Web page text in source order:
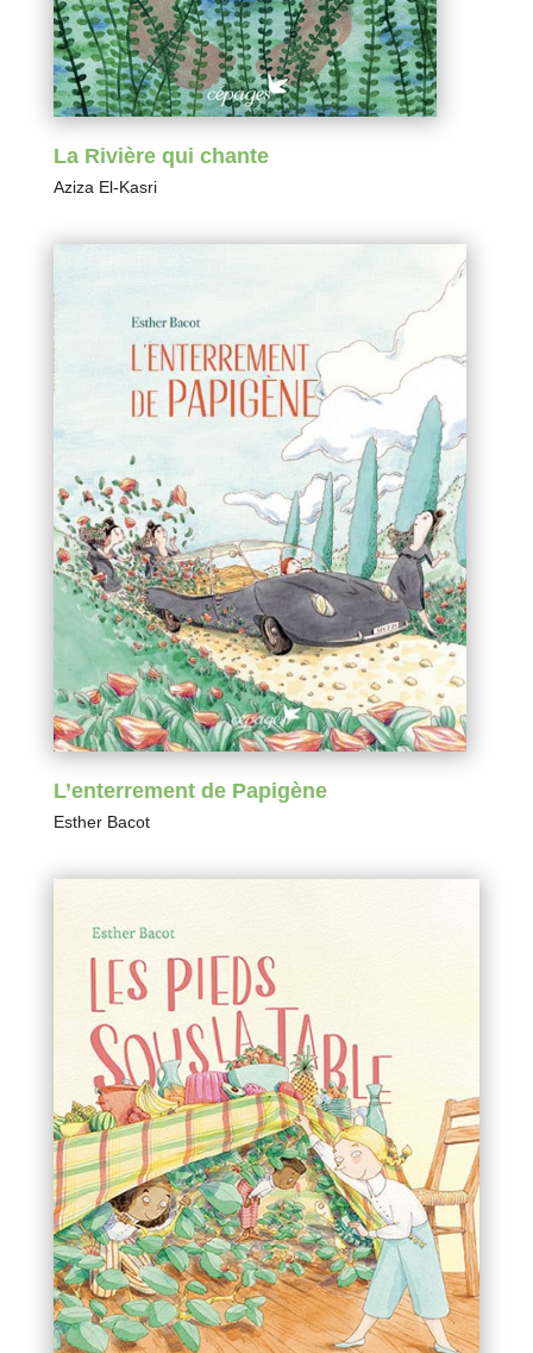
La Rivière qui chante
Aziza El-Kasri
L’enterrement de Papigène
Esther Bacot